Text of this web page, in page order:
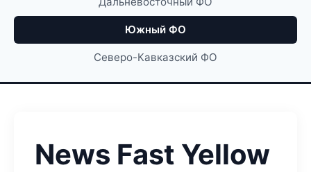
Южный ФО
Северо-Кавказский ФО
News Fast Yellow